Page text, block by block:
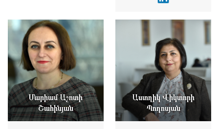
Մարիամ Աշոտի
Շահինյան
Աստղիկ Վիկտորի
Պողոսյան